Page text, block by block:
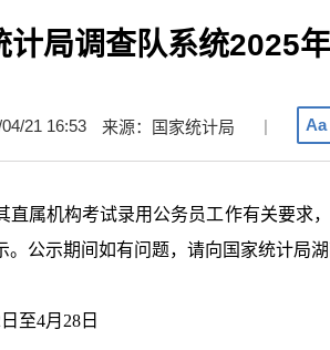
计局调查队系统2025
21 16:53 来源：国家统计局 | Aa
直属机构考试录用公务员工作有关要求
公示期间如有问题，请向国家统计局湖
日至4月 28 日